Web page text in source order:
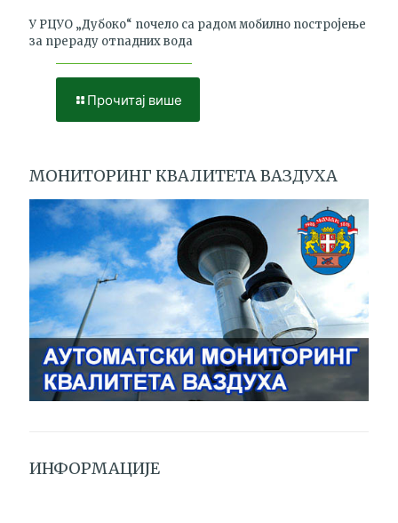
У РЦУО „Дубоко“ почело са радом мобилно постројење
за прераду отпадних вода
Прочитај више
МОНИТОРИНГ КВАЛИТЕТА ВАЗДУХА
ИНФОРМАЦИЈЕ